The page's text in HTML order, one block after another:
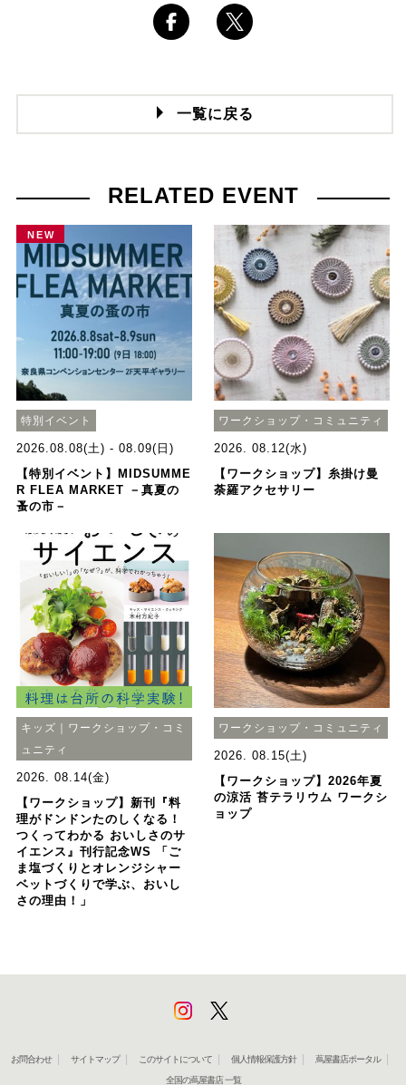
一覧に戻る
RELATED EVENT
NEW
特別イベント
2026.08.08(土) - 08.09(日)
【特別イベント】MIDSUMME
R FLEA MARKET －真夏の
蚤の市－
ワークショップ・コミュニティ
2026. 08.12(水)
【ワークショップ】糸掛け曼
荼羅アクセサリー
キッズ｜ワークショップ・コミ
ュニティ
2026. 08.14(金)
【ワークショップ】新刊『料
理がドンドンたのしくなる！
つくってわかる おいしさのサ
イエンス』刊行記念WS 「ご
ま塩づくりとオレンジシャー
ベットづくりで学ぶ、おいし
さの理由！」
ワークショップ・コミュニティ
2026. 08.15(土)
【ワークショップ】2026年夏
の涼活 苔テラリウム ワークシ
ョップ
お問合わせ サイトマップ このサイトについて 個人情報保護方針 蔦屋書店ポータル
全国の蔦屋書店 一覧